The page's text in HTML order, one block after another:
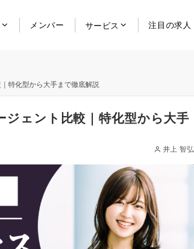
メンバー サービス 注目の求人
特化型から大手まで徹底解説
ェント比較｜特化型から大手
井上 智弘